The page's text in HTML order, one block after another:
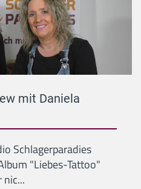
mit Daniela
Schlagerparadies
"Liebes-Tattoo"